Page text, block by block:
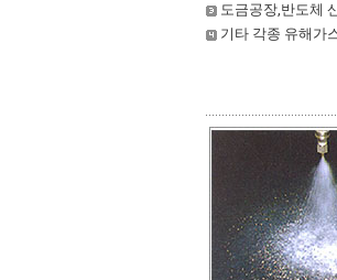
도금공장,반도체
기타 각종 유해가